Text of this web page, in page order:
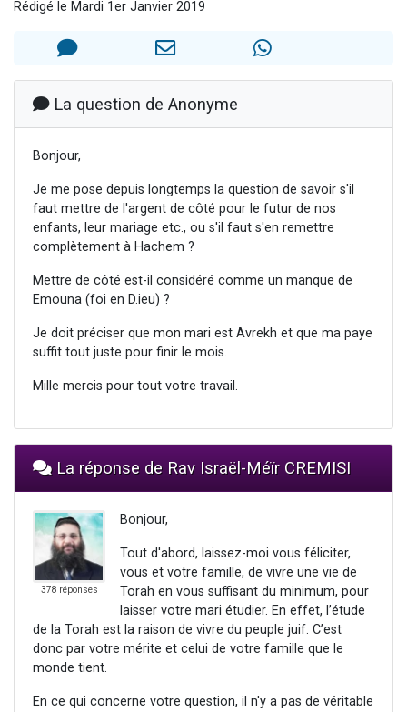
12 nouvelles musiques dans Torah-Box Music
2 personnes viennent de nous rejoindre sur WhatsApp
Rédigé le Mardi 1er Janvier 2019
La question de Anonyme
Bonjour,
Je me pose depuis longtemps la question de savoir s'il
faut mettre de l'argent de côté pour le futur de nos
enfants, leur mariage etc., ou s'il faut s'en remettre
complètement à Hachem ?
Mettre de côté est-il considéré comme un manque de
Emouna (foi en D.ieu) ?
Je doit préciser que mon mari est Avrekh et que ma paye
suffit tout juste pour finir le mois.
Mille mercis pour tout votre travail.
La réponse de Rav Israël-Méïr CREMISI
378 réponses
Bonjour,
Tout d'abord, laissez-moi vous féliciter,
vous et votre famille, de vivre une vie de
Torah en vous suffisant du minimum, pour
laisser votre mari étudier. En effet, l’étude
de la Torah est la raison de vivre du peuple juif. C’est
donc par votre mérite et celui de votre famille que le
monde tient.
En ce qui concerne votre question, il n'y a pas de véritable